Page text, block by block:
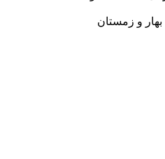
بهار و زمستان